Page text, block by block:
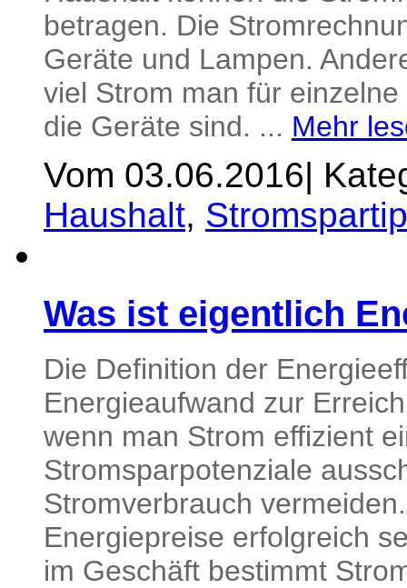
betragen. Die
Geräte und Lampen.
viel Strom man für
die Geräte sind. ... Mehr
Vom 03.06.2016|
Haushalt,
Was ist eigentlich
Die Definition der
Energieaufwand zur
wenn man Strom effizient
Stromsparpotenziale
Stromverbrauch
Energiepreise erfolgreich
im Geschäft bestimmt